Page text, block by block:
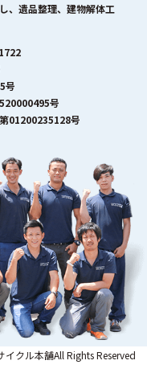
、遺品整理、建物解体工
号
号
01200235128号
クル本舗All Rights Reserved